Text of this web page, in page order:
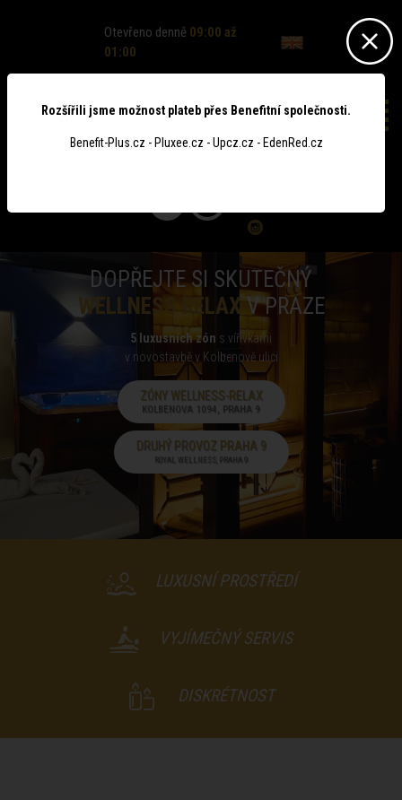
Otevřeno denně 09:00 až
01:00
DOPŘEJTE SI SKUTEČNÝ
WELLNESS RELAXV PRAZE
5 luxusních zón s vířivkami
v novostavbě v Kolbenově ulici
ZÓNY WELLNESS-RELAX
KOLBENOVA 1094, PRAHA 9
DRUHÝ PROVOZ PRAHA 9
ROYAL WELLNESS, PRAHA 9
LUXUSNÍ PROSTŘEDÍ
VYJÍMEČNÝ SERVIS
DISKRÉTNOST
Rozšířili jsme možnost plateb přes Benefitní společnosti.
Benefit-Plus.cz - Pluxee.cz - Upcz.cz - EdenRed.cz